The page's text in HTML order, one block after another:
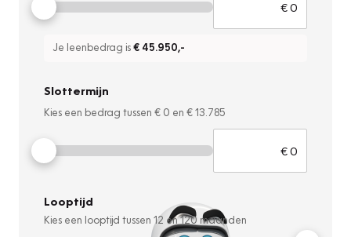
Je leenbedrag is€ 45.950,-
Slottermijn
Kies een bedrag tussen € 0 en € 13.785
Looptijd
Kies een looptijd tussen 12 en120 maanden